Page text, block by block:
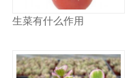
生菜有什么作用